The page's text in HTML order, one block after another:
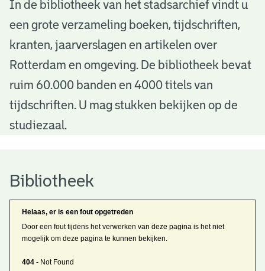
B
b
o
h
e
In de bibliotheek van het stadsarchief vindt u
een grote verzameling boeken, tijdschriften,
kranten, jaarverslagen en artikelen over
Rotterdam en omgeving. De bibliotheek bevat
ruim 60.000 banden en 4000 titels van
tijdschriften. U mag stukken bekijken op de
studiezaal.
Bibliotheek
Helaas, er is een fout opgetreden
Door een fout tijdens het verwerken van deze pagina is het niet
mogelijk om deze pagina te kunnen bekijken.
404 - Not Found